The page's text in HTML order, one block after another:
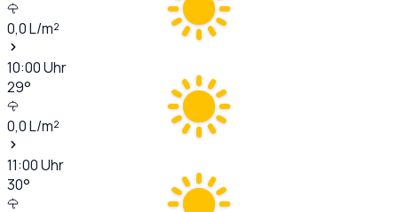
0,0L/m²
10:00Uhr
29°
0,0L/m²
11:00Uhr
30°